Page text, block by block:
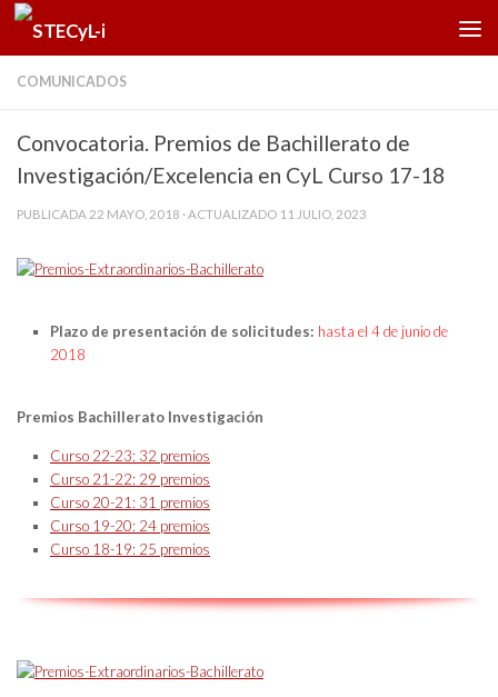
Saltar al contenido
COMUNICADOS
Convocatoria. Premios de Bachillerato de
Investigación/Excelencia en CyL Curso 17-18
PUBLICADA 22 MAYO, 2018 · ACTUALIZADO 11 JULIO, 2023
Plazo de presentación de solicitudes: hasta el 4 de junio de
2018
Premios Bachillerato Investigación
Curso 22-23: 32 premios
Curso 21-22: 29 premios
Curso 20-21: 31 premios
Curso 19-20: 24 premios
Curso 18-19: 25 premios